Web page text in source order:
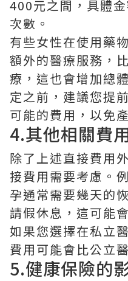
400元之間，具體
次數。
有些女性在使用藥
額外的醫療服務，
療，這也會增加總
定之前，建議您提
可能的費用，以免
4.其他相關費
除了上述直接費用
接費用需要考慮。
孕通常需要幾天的
請假休息，這可能
如果您選擇在私立
費用可能會比公立
5.健康保險的